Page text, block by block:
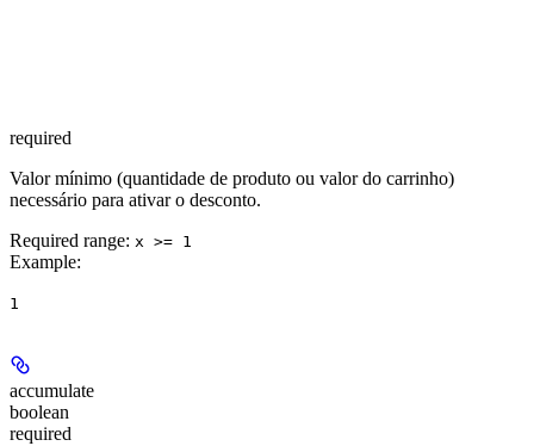
required
Valor mínimo (quantidade de produto ou valor do carrinho)
necessário para ativar o desconto.
Required range: x >= 1
Example:
1
accumulate
boolean
required